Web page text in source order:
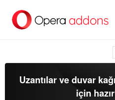
içeriğe
Uzantılar ve duvar
için